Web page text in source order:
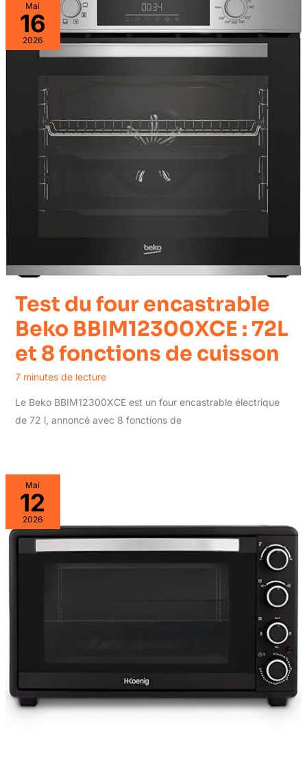
Mai
16
2026
Test du four encastrable
Beko BBIM12300XCE : 72L
et 8 fonctions de cuisson
7 minutes de lecture
Le Beko BBIM12300XCE est un four encastrable électrique
de 72 l, annoncé avec 8 fonctions de
Mai
12
2026